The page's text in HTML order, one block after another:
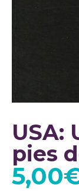
USA:
pies
5,00